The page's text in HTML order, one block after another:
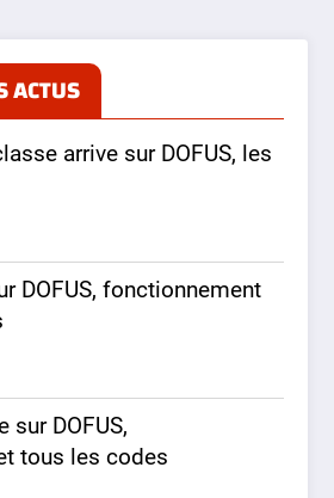
ACTUS
arrive sur DOFUS, les
DOFUS, fonctionnement
sur DOFUS,
tous les codes